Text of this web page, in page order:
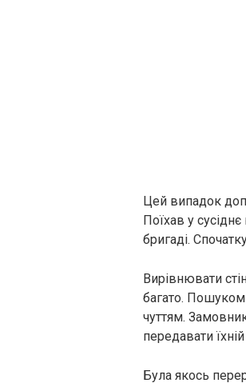
Цей випадок
Поїхав у
бригаді.
Вирівнювати
багато. Пошуком
чуттям.
передавати
Була якось